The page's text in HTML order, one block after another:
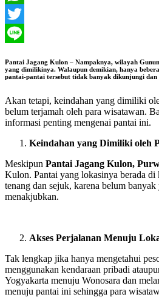
WhatsApp
Twitter
Pantai Jagang Kulon – Nampaknya, wilayah
yang dimilikinya. Walaupun demikian, hanya
pantai-pantai tersebut tidak banyak dikunjungi dan
Akan tetapi, keindahan yang dimiliki
belum terjamah oleh para wisatawan.
informasi penting mengenai pantai ini.
Keindahan yang Dimiliki oleh
Meskipun Pantai Jagang Kulon,
Kulon. Pantai yang lokasinya berada di
tenang dan sejuk, karena belum
menakjubkan.
Akses Perjalanan Menuju
Tak lengkap jika hanya mengetahui
menggunakan kendaraan pribadi
Yogyakarta menuju Wonosara dan
menuju pantai ini sehingga para